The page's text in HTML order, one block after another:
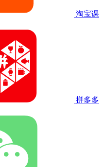
淘宝课
拼多多